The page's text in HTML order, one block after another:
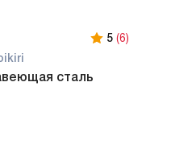
5 (6)
сталь